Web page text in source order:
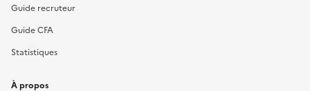
Guide recruteur
Guide CFA
Statistiques
À propos